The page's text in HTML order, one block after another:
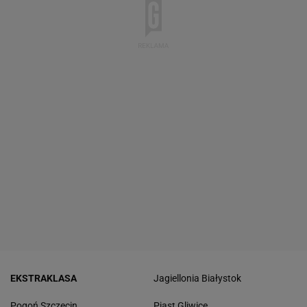
EKSTRAKLASA Jagiellonia Białystok